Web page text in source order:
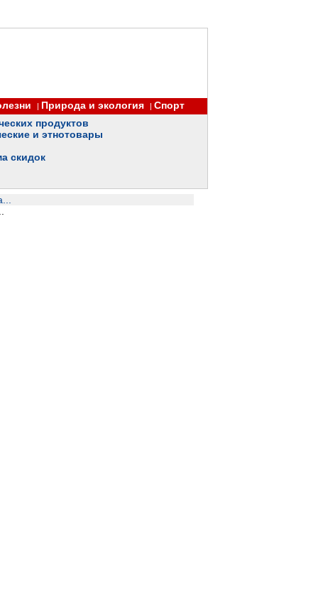
| Природа и экология | Спорт
продуктов
и этнотовары
скидок